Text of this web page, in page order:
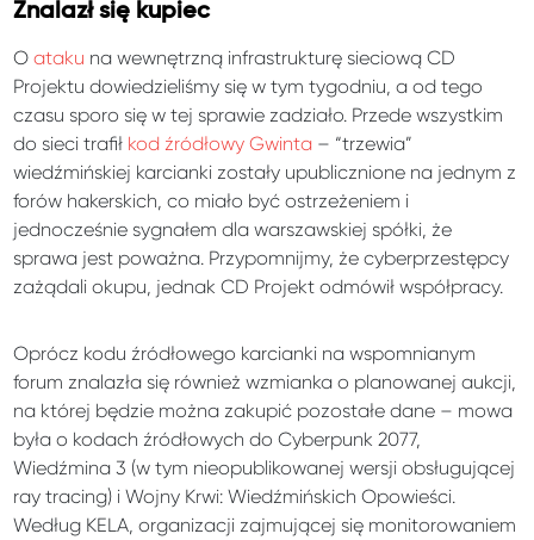
Znalazł się kupiec
Oataku na wewnętrzną infrastrukturę sieciową CD
Projektu dowiedzieliśmy się w tym tygodniu, a od tego
czasu sporo się w tej sprawie zadziało. Przede wszystkim
do sieci trafił kod źródłowy Gwinta – “trzewia”
wiedźmińskiej karcianki zostały upublicznione na jednym z
forów hakerskich, co miało być ostrzeżeniem i
jednocześnie sygnałem dla warszawskiej spółki, że
sprawa jest poważna. Przypomnijmy, że cyberprzestępcy
zażądali okupu, jednak CD Projekt odmówił współpracy.
Oprócz kodu źródłowego karcianki na wspomnianym
forum znalazła się również wzmianka o planowanej aukcji,
na której będzie można zakupić pozostałe dane – mowa
była o kodach źródłowych do Cyberpunk 2077,
Wiedźmina 3 (w tym nieopublikowanej wersji obsługującej
ray tracing) i Wojny Krwi: Wiedźmińskich Opowieści.
Według KELA, organizacji zajmującej się monitorowaniem